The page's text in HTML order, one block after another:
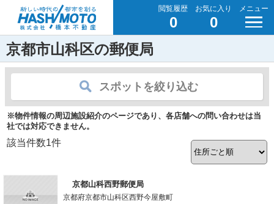
閲覧履歴
0
お気に入り
0
メニュー
京都市山科区の郵便局
スポットを絞り込む
※物件情報の周辺施設紹介のページであり、各店舗への問い合わせは当
社では対応できません。
該当件数1件
京都山科西野郵便局
京都府京都市山科区西野今屋敷町